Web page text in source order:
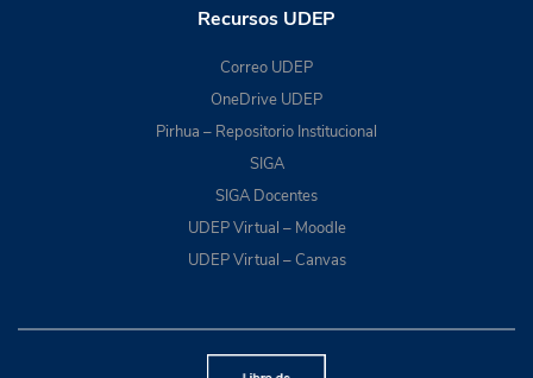
Recursos UDEP
Correo UDEP
OneDrive UDEP
Pirhua – Repositorio Institucional
SIGA
SIGA Docentes
UDEP Virtual – Moodle
UDEP Virtual – Canvas